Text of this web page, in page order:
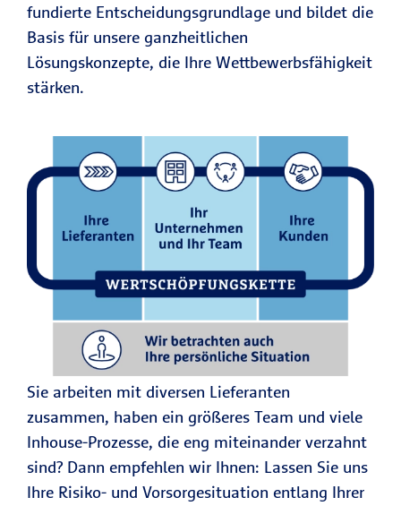
fundierte Entscheidungsgrundlage und bildet die
Basis für unsere ganzheitlichen
Lösungskonzepte, die Ihre Wettbewerbsfähigkeit
stärken.
Sie arbeiten mit diversen Lieferanten
zusammen, haben ein größeres Team und viele
Inhouse-Prozesse, die eng miteinander verzahnt
sind? Dann empfehlen wir Ihnen: Lassen Sie uns
Ihre Risiko- und Vorsorgesituation entlang Ihrer